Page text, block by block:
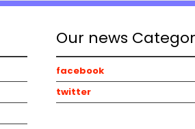
Our news
facebook
twitter